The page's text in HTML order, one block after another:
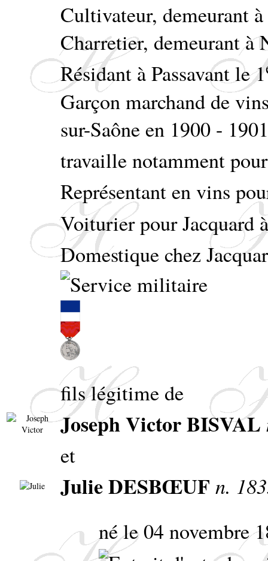
Cultivateur, demeurant
Charretier, demeurant à
Résidant à Passavant le 1
Garçon marchand de
sur-Saône en 1900 -
travaille notamment
Représentant en vins
Voiturier pour Jacquard
Domestique chez
fils légitime de
Joseph Victor BISVAL
et
Julie DESBŒUF n.
né le 04 novembre